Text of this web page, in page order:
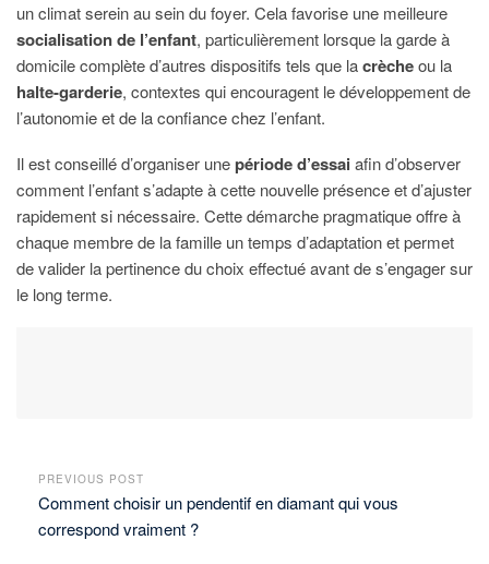
un climat serein au sein du foyer. Cela favorise une meilleure
socialisation de l’enfant, particulièrement lorsque la garde à
domicile complète d’autres dispositifs tels que lacrècheou la
halte-garderie, contextes qui encouragent le développement de
l’autonomie et de la confiance chez l’enfant.
Il est conseillé d’organiser unepériode d’essai afin d’observer
comment l’enfant s’adapte à cette nouvelle présence et d’ajuster
rapidement si nécessaire. Cette démarche pragmatique offre à
chaque membre de la famille un temps d’adaptation et permet
de valider la pertinence du choix effectué avant de s’engager sur
le long terme.
PREVIOUS POST
Comment choisir un pendentif en diamant qui vous
correspond vraiment ?